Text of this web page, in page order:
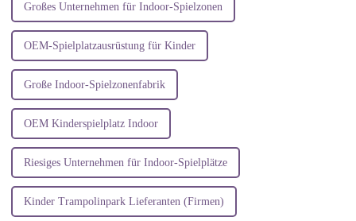
Großes Unternehmen für Indoor-Spielzonen
OEM-Spielplatzausrüstung für Kinder
Große Indoor-Spielzonenfabrik
OEM Kinderspielplatz Indoor
Riesiges Unternehmen für Indoor-Spielplätze
Kinder Trampolinpark Lieferanten (Firmen)